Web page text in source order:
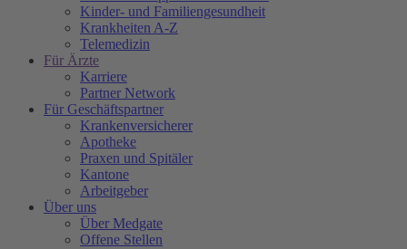
Kinder- und Familiengesundheit
Krankheiten A-Z
Telemedizin
Für Ärzte
Karriere
Partner Network
Für Geschäftspartner
Krankenversicherer
Apotheke
Praxen und Spitäler
Kantone
Arbeitgeber
Über uns
Über Medgate
Offene Stellen